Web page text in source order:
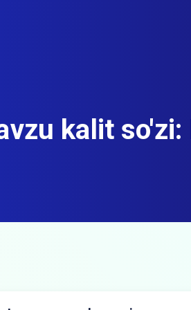
kalit so'zi: